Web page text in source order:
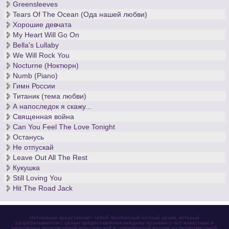
Greensleeves
Tears Of The Ocean (Ода нашей любви)
Хорошие девчата
My Heart Will Go On
Bella's Lullaby
We Will Rock You
Nocturne (Ноктюрн)
Numb (Piano)
Гимн России
Титаник (тема любви)
А напоследок я скажу...
Священная война
Can You Feel The Love Tonight
Останусь
Не отпускай
Leave Out All The Rest
Кукушка
Still Loving You
Hit The Road Jack
Нотомания представляет собой бесплатный нотный архив, который
разрабатывается с целью предоставления каждому музыканту нот известных и
популярных произведений классической и современной музыки на безвозмездной